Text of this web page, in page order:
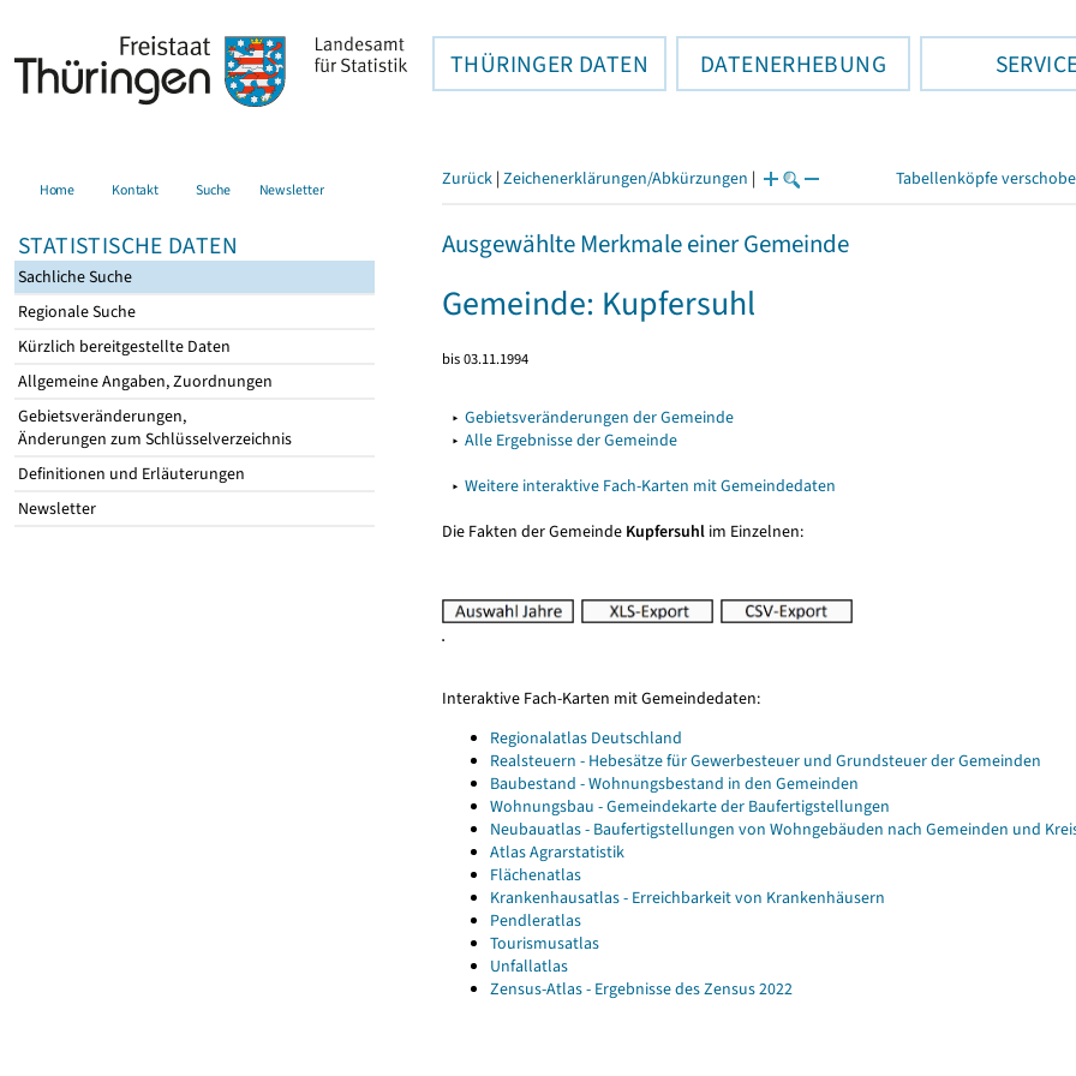
THÜRINGER DATEN DATENERHEBUNG
Home Kontakt Suche Newsletter
STATISTISCHE DATEN
Sachliche Suche
Regionale Suche
Kürzlich bereitgestellte Daten
Allgemeine Angaben, Zuordnungen
Gebietsveränderungen,
Änderungen zum Schlüsselverzeichnis
Definitionen und Erläuterungen
Newsletter
Zurück | Zeichenerklärungen/Abkürzungen | Tabellenköpfe
Ausgewählte Merkmale einer Gemeinde
Gemeinde: Kupfersuhl
bis 03.11.1994
▸ Gebietsveränderungen der Gemeinde
▸ Alle Ergebnisse der Gemeinde
▸ Weitere interaktive Fach-Karten mit Gemeindedaten
Die Fakten der Gemeinde Kupfersuhl im Einzelnen:
Interaktive Fach-Karten mit Gemeindedaten:
Regionalatlas Deutschland
Realsteuern - Hebesätze für Gewerbesteuer und Grundsteuer der Gemeinden
Baubestand - Wohnungsbestand in den Gemeinden
Wohnungsbau - Gemeindekarte der Baufertigstellungen
Neubauatlas - Baufertigstellungen von Wohngebäuden nach Gemeinden und
Atlas Agrarstatistik
Flächenatlas
Krankenhausatlas - Erreichbarkeit von Krankenhäusern
Pendleratlas
Tourismusatlas
Unfallatlas
Zensus-Atlas - Ergebnisse des Zensus 2022